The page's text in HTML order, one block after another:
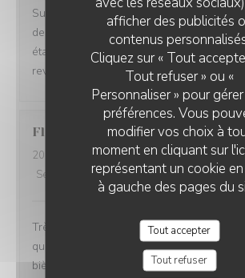
afficher des publicités
contenus
Cliquez sur « Tout
Tout refuser » ou «
Personnaliser » pour
préférences. Vous
modifier vos choix à
moment en cliquant sur
représentant un cookie
à gauche des pages du
Tout accepter
Tout refuser
Super moment. La vue est magnifique et
des vagues est très agréable. La cuisine
étaient très bons et rien à redire sur le
reviendrons
Florence
2026-08-06
- 19:45 - Couverts 4
Service
/5 Ambiance:4 /5 Cuisine: 5/5
Très bon accueil. Carte originale et variée.
qualité. Le service est trop long. Pas
bière